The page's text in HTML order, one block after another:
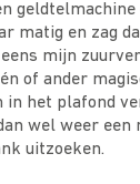
geldtelmachine
matig en zag
mijn
of ander
in het plafond
wel weer een
uitzoeken.